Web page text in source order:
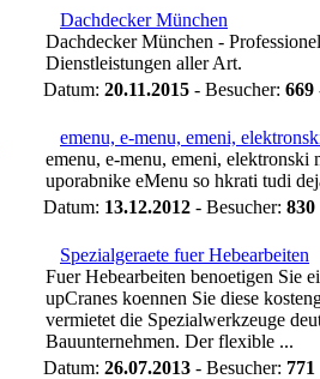
Dachdecker München
Dachdecker München -
Dienstleistungen aller Art.
Datum: 20.11.2015 - Besucher: 669
emenu, e-menu, emeni,
emenu, e-menu, emeni, elektronski
uporabnike eMenu so hkrati tudi
Datum: 13.12.2012 - Besucher: 830
Spezialgeraete fuer Hebearbeiten
Fuer Hebearbeiten benoetigen Sie
upCranes koennen Sie diese
vermietet die Spezialwerkzeuge
Bauunternehmen. Der flexible ...
Datum: 26.07.2013 - Besucher: 771